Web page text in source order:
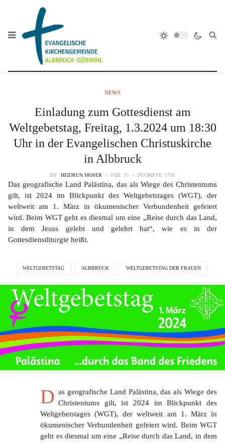
NEWS
Einladung zum Gottesdienst am
Weltgebetstag, Freitag, 1.3.2024 um 18:30
Uhr in der Evangelischen Christuskirche
in Albbruck
BY HEIDRUN MOSER FEB. 15 ZUGRIFFE: 1755
Das geografische Land Palästina, das als Wiege des Christentums
gilt, ist 2024 im Blickpunkt des Weltgebetstages (WGT), der
weltweit am 1. März in ökumenischer Verbundenheit gefeiert
wird. Beim WGT geht es diesmal um eine „Reise durch das Land,
in dem Jesus gelebt und gelehrt hat“, wie es in der
Gottesdienstliturgie heißt.
WELTGEBETSTAG ALBBRUCK WELTGEBETSTAG DER FRAUEN
D as geografische Land Palästina, das als Wiege des
Christentums gilt, ist 2024 im Blickpunkt des
Weltgebetstages (WGT), der weltweit am 1. März in
ökumenischer Verbundenheit gefeiert wird. Beim WGT
geht es diesmal um eine „Reise durch das Land, in dem